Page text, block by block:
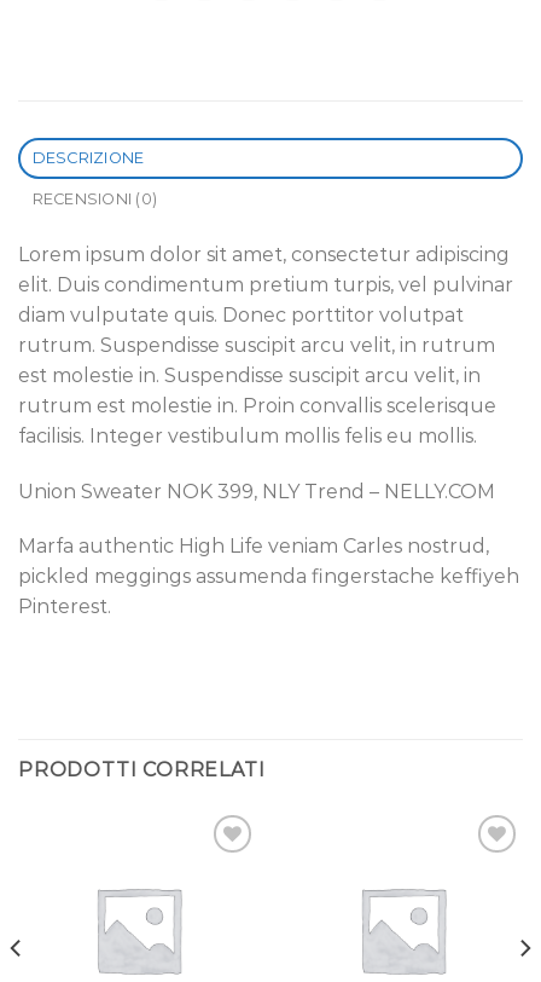
DESCRIZIONE
RECENSIONI (0)
Lorem ipsum dolor sit amet, consectetur adipiscing
elit. Duis condimentum pretium turpis, vel pulvinar
diam vulputate quis. Donec porttitor volutpat
rutrum. Suspendisse suscipit arcu velit, in rutrum
est molestie in. Suspendisse suscipit arcu velit, in
rutrum est molestie in. Proin convallis scelerisque
facilisis. Integer vestibulum mollis felis eu mollis.
Union Sweater NOK 399, NLY Trend – NELLY.COM
Marfa authentic High Life veniam Carles nostrud,
pickled meggings assumenda fingerstache keffiyeh
Pinterest.
PRODOTTI CORRELATI